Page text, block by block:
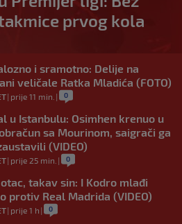
prvog kola
i sramotno: Delije na
veličale Ratka Mladića (FOTO)
| prije 11 min. | 0
u Istanbulu: Osimhen krenuo u
sa Mourinom, saigrači ga
(VIDEO)
| prije 25 min. | 0
takav sin: I Kodro mlađi
protiv Real Madrida (VIDEO)
| prije 1 h | 0